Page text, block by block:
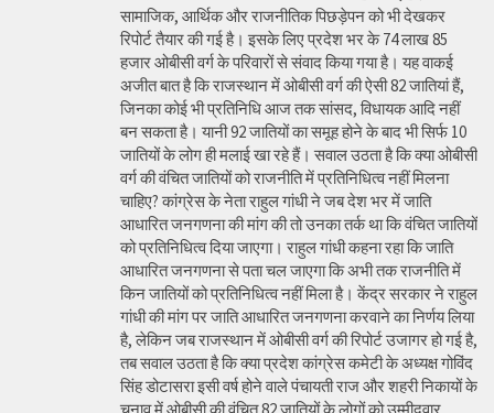
सामाजिक, आर्थिक और राजनीतिक पिछड़ेपन को भी देखकर
रिपोर्ट तैयार की गई है। इसके लिए प्रदेश भर के 74 लाख 85
हजार ओबीसी वर्ग के परिवारों से संवाद किया गया है। यह वाकई
अजीत बात है कि राजस्थान में ओबीसी वर्ग की ऐसी 82 जातियां हैं,
जिनका कोई भी प्रतिनिधि आज तक सांसद, विधायक आदि नहीं
बन सकता है। यानी 92 जातियों का समूह होने के बाद भी सिर्फ 10
जातियों के लोग ही मलाई खा रहे हैं। सवाल उठता है कि क्या ओबीसी
वर्ग की वंचित जातियों को राजनीति में प्रतिनिधित्व नहीं मिलना
चाहिए? कांग्रेस के नेता राहुल गांधी ने जब देश भर में जाति
आधारित जनगणना की मांग की तो उनका तर्क था कि वंचित जातियों
को प्रतिनिधित्व दिया जाएगा। राहुल गांधी कहना रहा कि जाति
आधारित जनगणना से पता चल जाएगा कि अभी तक राजनीति में
किन जातियों को प्रतिनिधित्व नहीं मिला है। केंद्र सरकार ने राहुल
गांधी की मांग पर जाति आधारित जनगणना करवाने का निर्णय लिया
है, लेकिन जब राजस्थान में ओबीसी वर्ग की रिपोर्ट उजागर हो गई है,
तब सवाल उठता है कि क्या प्रदेश कांग्रेस कमेटी के अध्यक्ष गोविंद
सिंह डोटासरा इसी वर्ष होने वाले पंचायती राज और शहरी निकायों के